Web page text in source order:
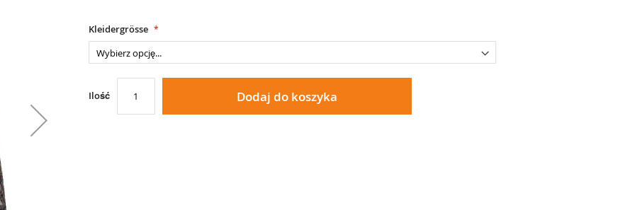
Kleidergrösse
Ilość Dodaj do koszyka